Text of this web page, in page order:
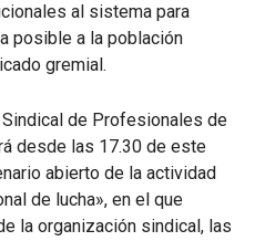
al sistema para
posible a la población
gremial.
de Profesionales de
desde las 17.30 de este
abierto de la actividad
de lucha», en el que
la organización sindical, las